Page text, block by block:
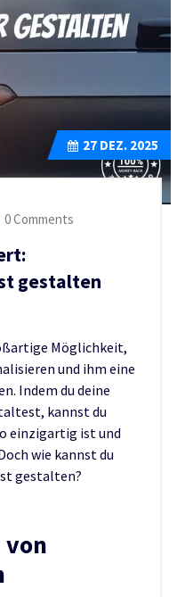
27 DEZ. 2025
0 Comments
gestalten
Möglichkeit,
und ihm eine
Indem du deine
kannst du
einzigartig ist und
wie kannst du
gestalten?
von